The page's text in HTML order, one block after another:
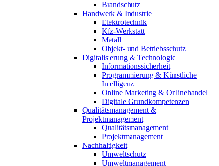
Brandschutz
Handwerk & Industrie
Elektrotechnik
Kfz-Werkstatt
Metall
Objekt- und Betriebsschutz
Digitalisierung & Technologie
Informationssicherheit
Programmierung & Künstliche
Intelligenz
Online Marketing & Onlinehandel
Digitale Grundkompetenzen
Qualitätsmanagement &
Projektmanagement
Qualitätsmanagement
Projektmanagement
Nachhaltigkeit
Umweltschutz
Umweltmanagement